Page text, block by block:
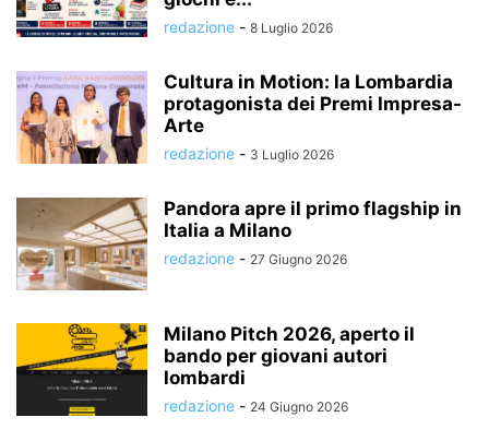
redazione - 8 Luglio 2026
Cultura in Motion: la Lombardia
protagonista dei Premi Impresa-
Arte
redazione - 3 Luglio 2026
Pandora apre il primo flagship in
Italia a Milano
redazione - 27 Giugno 2026
Milano Pitch 2026, aperto il
bando per giovani autori
lombardi
redazione - 24 Giugno 2026